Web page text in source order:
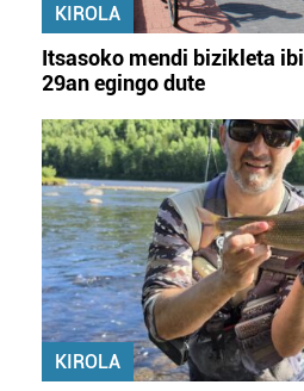
KIROLA
Itsasoko mendi bizikleta
29an egingo dute
KIROLA